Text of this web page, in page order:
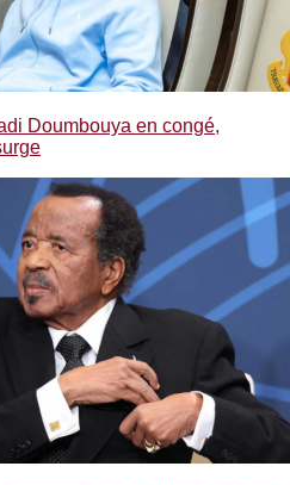
Doumbouya en congé,